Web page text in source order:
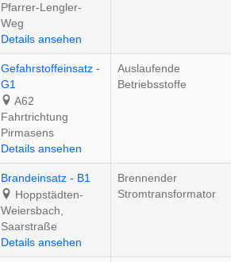
Pfarrer-Lengler-
Weg
Details ansehen
Gefahrstoffeinsatz -
G1
A62
Fahrtrichtung
Pirmasens
Details ansehen
Auslaufende
Betriebsstoffe
Brandeinsatz - B1
Hoppstädten-
Weiersbach,
Saarstraße
Details ansehen
Brennender
Stromtransformator